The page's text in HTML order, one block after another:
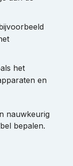
het
en
nauwkeurig
bepalen.